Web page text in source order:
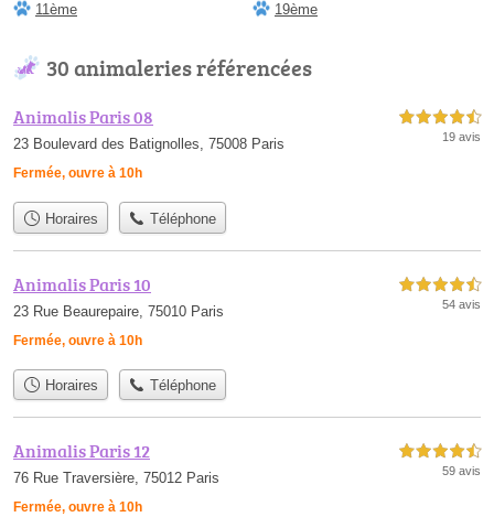
11ème
19ème
30 animaleries référencées
Animalis Paris 08
23 Boulevard des Batignolles, 75008 Paris
Fermée, ouvre à 10h
4,5 étoiles sur 5
19 avis
Horaires Téléphone
Animalis Paris 10
23 Rue Beaurepaire, 75010 Paris
Fermée, ouvre à 10h
4,5 étoiles sur 5
54 avis
Horaires Téléphone
Animalis Paris 12
76 Rue Traversière, 75012 Paris
Fermée, ouvre à 10h
4,5 étoiles sur 5
59 avis